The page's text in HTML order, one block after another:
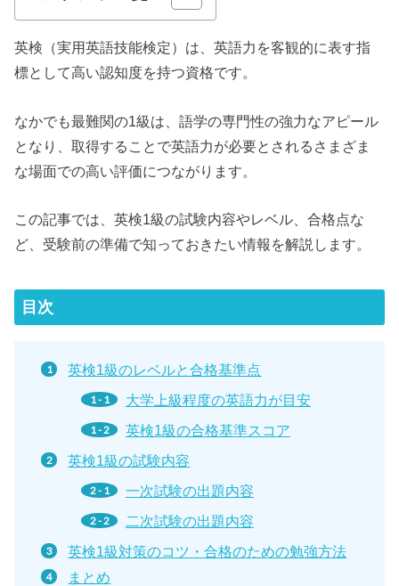
英検（実用英語技能検定）は、英語力を客観的に表す指
標として高い認知度を持つ資格です。
なかでも最難関の1級は、語学の専門性の強力なアピール
となり、取得することで英語力が必要とされるさまざま
な場面での高い評価につながります。
この記事では、英検1級の試験内容やレベル、合格点な
ど、受験前の準備で知っておきたい情報を解説します。
目次
英検1級のレベルと合格基準点
大学上級程度の英語力が目安
英検1級の合格基準スコア
英検1級の試験内容
一次試験の出題内容
二次試験の出題内容
英検1級対策のコツ・合格のための勉強方法
まとめ